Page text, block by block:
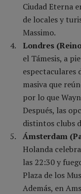
Ciudad Eterna
de locales y
Massimo.
Londres
el Támesis, a
espectaculares
masiva que
por lo que
Después, las
distintos clubs
Ámsterdam
Holanda
las 22:30 y
Plaza de los
Además, en